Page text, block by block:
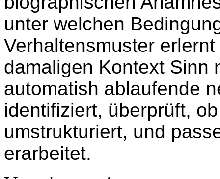
unter welchen
Verhaltensmuster
damaligen Kontext Sinn
automatish ablaufende
identifiziert, überprüft,
umstrukturiert, und
erarbeitet.